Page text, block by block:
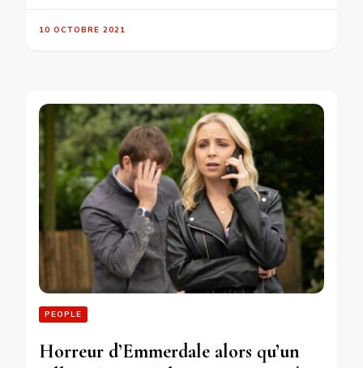
10 OCTOBRE 2021
PEOPLE
Horreur d’Emmerdale alors qu’un